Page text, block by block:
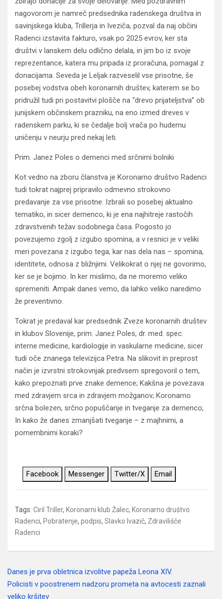
nagovorom je namreč predsednika radenskega društva in
savinjskega kluba, Trillerja in Iveziča, pozval da naj občini
Radenci izstavita fakturo, vsak po 2025 evrov, ker sta
društvi v lanskem delu odlično delala, in jim bo iz svoje
reprezentance, katera mu pripada iz proračuna, pomagal z
donacijama. Seveda je Leljak razveselil vse prisotne, še
posebej vodstva obeh koronarnih društev, katerem se bo
pridružil tudi pri postavitvi plošče na “drevo prijateljstva” ob
junijskem občinskem prazniku, na eno izmed dreves v
radenskem parku, ki se čedalje bolj vrača po hudemu
uničenju v neurju pred nekaj leti.
Prim. Janez Poles o demenci med srčnimi bolniki
Kot vedno na zboru članstva je Koronarno društvo Radenci
tudi tokrat najprej pripravilo odmevno strokovno
predavanje za vse prisotne. Izbrali so posebej aktualno
tematiko, in sicer demenco, ki je ena najhitreje rastočih
zdravstvenih težav sodobnega časa. Pogosto jo
povezujemo zgolj z izgubo spomina, a v resnici je v veliki
meri povezana z izgubo tega, kar nas dela nas – spomina,
identitete, odnosa z bližnjimi. Velikokrat o njej ne govorimo,
ker se je bojimo. In ker mislimo, da ne moremo veliko
spremeniti. Ampak danes vemo, da lahko veliko naredimo
že preventivno.
Tokrat je predaval kar predsednik Zveze koronarnih društev
in klubov Slovenije, prim. Janez Poles, dr. med. spec.
interne medicine, kardiologije in vaskularne medicine, sicer
tudi oče znanega televizijca Petra. Na slikovit in preprost
način je izvrstni strokovnjak predvsem spregovoril o tem,
kako prepoznati prve znake demence; Kakšna je povezava
med zdravjem srca in zdravjem možganov; Koronarno
srčna bolezen, srčno popuščanje in tveganje za demenco;
In kako že danes zmanjšati tveganje – z majhnimi, a
pomembnimi koraki?
Facebook Messenger Twitter/X Email
Tags: Ciril Triller, Koronarni klub Žalec, Koronarno društvo
Radenci, Pobratenje, podpis, Slavko Ivazič, Zdravilišče
Radenci
Navigacija
prispevka
Danes je prva obletnica izvolitve papeža Leona XIV.
Policisti v poostrenem nadzoru prometa na avtocesti zaznali
veliko kršitev